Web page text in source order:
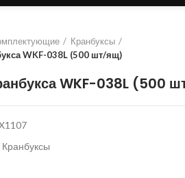
Кранбуксы
WKF-038L (500 шт/ящ)
WKF-038L (500
Кранбуксы